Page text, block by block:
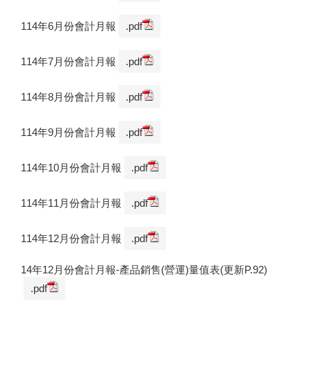
114年6月份會計月報 .pdf
114年7月份會計月報 .pdf
114年8月份會計月報 .pdf
114年9月份會計月報 .pdf
114年10月份會計月報 .pdf
114年11月份會計月報 .pdf
114年12月份會計月報 .pdf
14年12月份會計月報-產品銷售(營運)量值表(更新P.92)
.pdf